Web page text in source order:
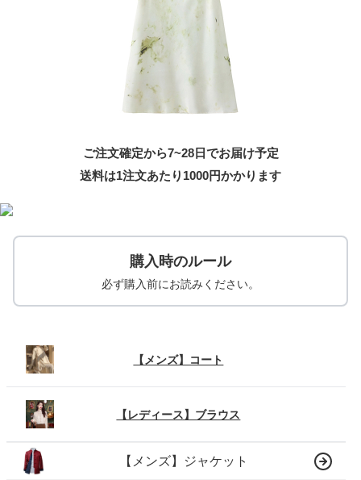
ご注文確定から7~28日でお届け予定
送料は1注文あたり 1000円かかります
購入時のルール
必ず購入前にお読みください。
【メンズ】コート
【レディース】ブラウス
【メンズ】ジャケット